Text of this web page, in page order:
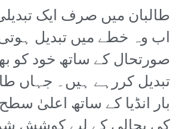
طالبان میں صرف ایک
اب وہ خطے میں تبدیل
صورتحال کے ساتھ خود کو
تبدیل کررہے ہیں۔ جہاں
بار انڈیا کے ساتھ اعلیٰ